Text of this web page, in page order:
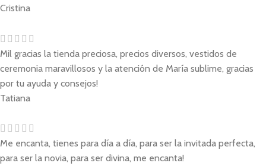
Cristina
Mil gracias la tienda preciosa, precios diversos, vestidos de
ceremonia maravillosos y la atención de María sublime, gracias
por tu ayuda y consejos!
Tatiana
Me encanta, tienes para día a día, para ser la invitada perfecta,
para ser la novia, para ser divina, me encanta!